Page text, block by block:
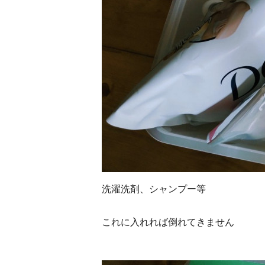
洗濯洗剤、シャンプー等
これに入れれば倒れてきません